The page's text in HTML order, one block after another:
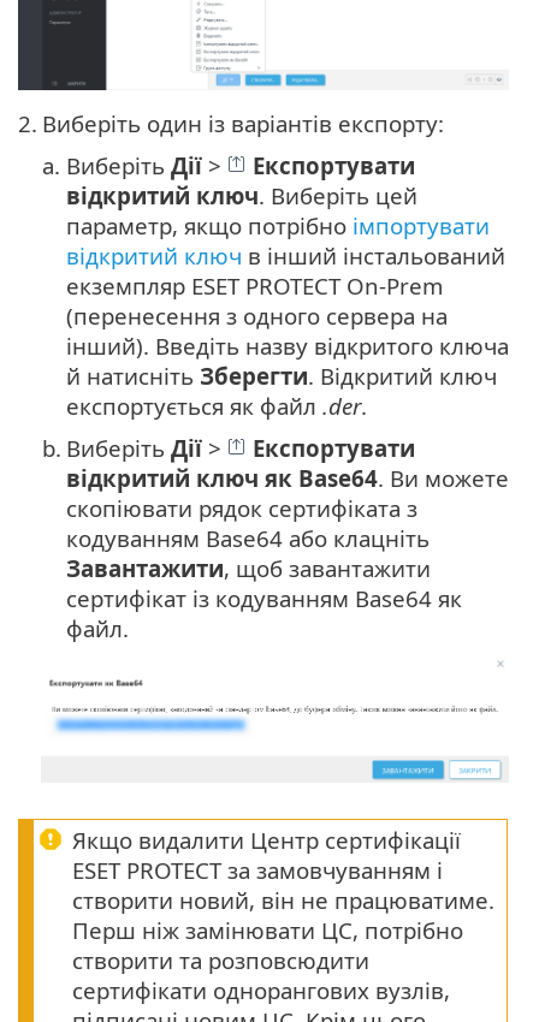
2. Виберіть один із варіантів експорту:
a. Виберіть Дії >
Експортувати
відкритий ключ. Виберіть цей
параметр, якщо потрібно імпортувати
відкритий ключ в інший інстальований
екземпляр ESET PROTECT On-Prem
(перенесення з одного сервера на
інший). Введіть назву відкритого ключа
й натисніть Зберегти. Відкритий ключ
експортується як файл .der.
b. Виберіть Дії >
Експортувати
відкритий ключ як Base64. Ви можете
скопіювати рядок сертифіката з
кодуванням Base64 або клацніть
Завантажити, щоб завантажити
сертифікат із кодуванням Base64 як
файл.
Якщо видалити Центр сертифікації
ESET PROTECT за замовчуванням і
створити новий, він не працюватиме.
Перш ніж замінювати ЦС, потрібно
створити та розповсюдити
сертифікати однорангових вузлів,